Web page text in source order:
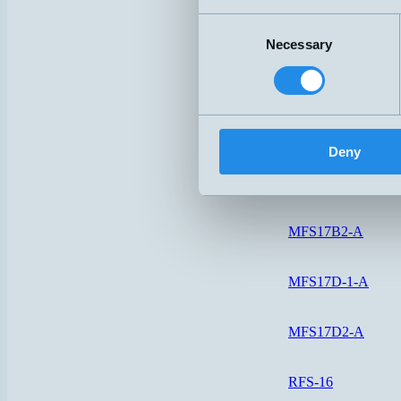
Necessary
Deny
HS28-A-PUR-5M
MFS17A-1-O
MFS17B2-A
MFS17D-1-A
MFS17D2-A
RFS-16